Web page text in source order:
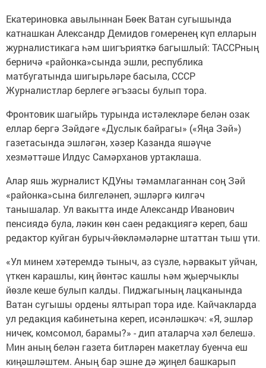
Екатериновка авылыннан Бөек Ватан сугышында
катнашкан Александр Демидов гомеренең күп елларын
журналистикага һәм шигърияткә багышлый: ТАССРның
берничә «районка»сында эшли, республика
матбугатында шигырьләре басыла, СССР
Журналистлар берлеге әгъзасы булып тора.
Фронтовик шагыйрь турында истәлекләре белән озак
еллар бергә Зәйдәге «Дуслык байрагы» («Яңа Зәй»)
газетасында эшләгән, хәзер Казанда яшәүче
хезмәттәше Илдус Самәрханов уртаклаша.
Алар яшь журналист КДУны тәмамлаганнан соң Зәй
«районка»сына билгеләнеп, эшләргә килгәч
танышалар. Ул вакытта инде Александр Иванович
пенсиядә була, ләкин көн саен редакциягә кереп, баш
редактор куйган бурыч-йөкләмәләрне штаттан тыш үти.
«Ул минем хәтеремдә тыныч, аз сүзле, һәрвакыт уйчан,
үткен карашлы, киң йөнтәс кашлы һәм җыерчыклы
йөзле кеше булып калды. Пиджагының лацканында
Ватан сугышы ордены ялтырап тора иде. Кайчакларда
ул редакция кабинетына кереп, исәнләшкәч: «Я, эшләр
ничек, комсомол, барамы?» - дип аталарча хәл белешә.
Мин аның белән газета битләрен макетлау буенча еш
киңәшләштем. Аның бар эшне дә җиңел башкарып